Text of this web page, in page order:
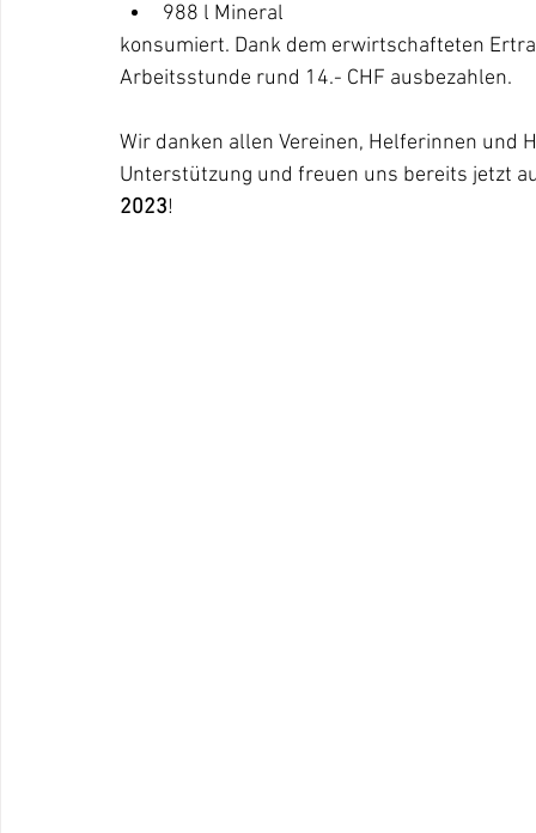
988 l Mineral
konsumiert. Dank dem erwirtschafteten
Arbeitsstunde rund 14.- CHF ausbezahlen.
Wir danken allen Vereinen, Helferinnen
Unterstützung und freuen uns bereits jetzt
2023!